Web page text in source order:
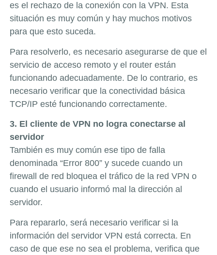
es el rechazo de la conexión con la VPN. Esta
situación es muy común y hay muchos motivos
para que esto suceda.
Para resolverlo, es necesario asegurarse de que el
servicio de acceso remoto y el router están
funcionando adecuadamente. De lo contrario, es
necesario verificar que la conectividad básica
TCP/IP esté funcionando correctamente.
3. El cliente de VPN no logra conectarse al
servidor
También es muy común ese tipo de falla
denominada “Error 800” y sucede cuando un
firewall de red bloquea el tráfico de la red VPN o
cuando el usuario informó mal la dirección al
servidor.
Para repararlo, será necesario verificar si la
información del servidor VPN está correcta. En
caso de que ese no sea el problema, verifica que